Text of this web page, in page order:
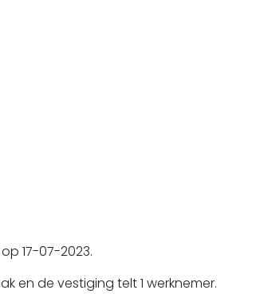
17-07-2023.
en de vestiging telt 1 werknemer.